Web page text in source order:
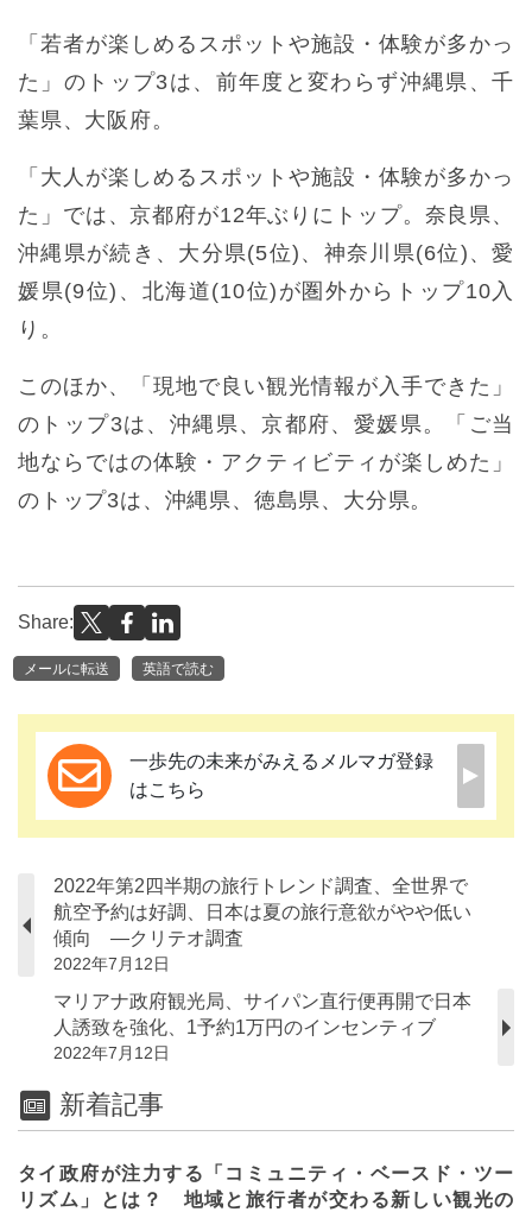
「若者が楽しめるスポットや施設・体験が多かっ
た」のトップ3は、前年度と変わらず沖縄県、千
葉県、大阪府。
「大人が楽しめるスポットや施設・体験が多かっ
た」では、京都府が12年ぶりにトップ。奈良県、
沖縄県が続き、大分県(5位)、神奈川県(6位)、愛
媛県(9位)、北海道(10位)が圏外からトップ10入
り。
このほか、「現地で良い観光情報が入手できた」
のトップ3は、沖縄県、京都府、愛媛県。「ご当
地ならではの体験・アクティビティが楽しめた」
のトップ3は、沖縄県、徳島県、大分県。
Share:
メールに転送 英語で読む
一歩先の未来がみえるメルマガ登録
はこちら
2022年第2四半期の旅行トレンド調査、全世界で
航空予約は好調、日本は夏の旅行意欲がやや低い
傾向 ―クリテオ調査
2022年7月12日
マリアナ政府観光局、サイパン直行便再開で日本
人誘致を強化、1予約1万円のインセンティブ
2022年7月12日
新着記事
タイ政府が注力する「コミュニティ・ベースド・ツー
リズム」とは？ 地域と旅行者が交わる新しい観光の